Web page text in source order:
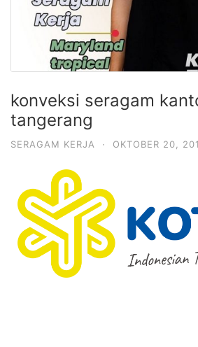
konveksi seragam
tangerang
SERAGAM KERJA · OKTOBER 20,